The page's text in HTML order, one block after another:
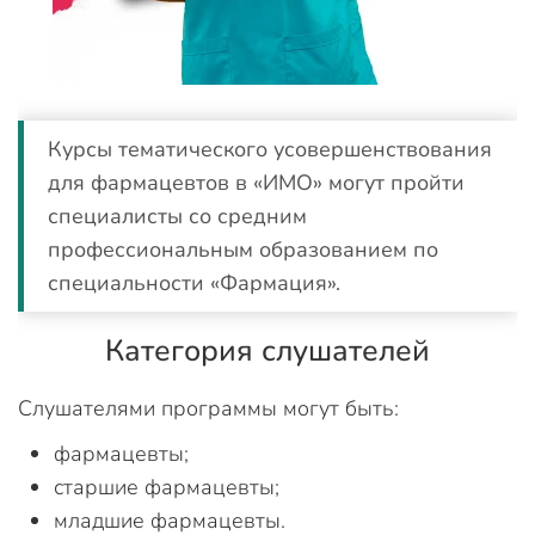
Курсы тематического усовершенствования
для фармацевтов в «ИМО» могут пройти
специалисты со средним
профессиональным образованием по
специальности «Фармация».
Категория слушателей
Слушателями программы могут быть:
фармацевты;
старшие фармацевты;
младшие фармацевты.